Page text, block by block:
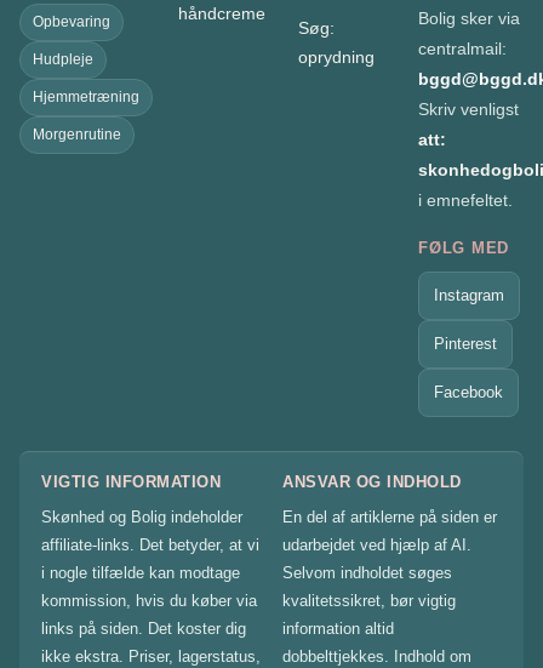
Opbevaring
Hudpleje
Hjemmetræning
Morgenrutine
håndcreme
Søg:
oprydning
Bolig sker via
centralmail:
Skriv venligst
att:
i emnefeltet.
FØLG MED
Instagram
Pinterest
Facebook
VIGTIG INFORMATION
Skønhed og Bolig indeholder
affiliate-links. Det betyder, at vi
i nogle tilfælde kan modtage
kommission, hvis du køber via
links på siden. Det koster dig
ikke ekstra. Priser, lagerstatus,
ANSVAR OG INDHOLD
En del af artiklerne på siden er
udarbejdet ved hjælp af AI.
Selvom indholdet søges
kvalitetssikret, bør vigtig
information altid
dobbelttjekkes. Indhold om